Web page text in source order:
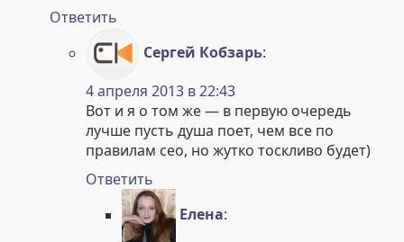
Ответить
Сергей Кобзарь:
4 апреля 2013 в 22:43
Вот и я о том же — в первую очередь
лучше пусть душа поет, чем все по
правилам сео, но жутко тоскливо будет)
Ответить
Елена: